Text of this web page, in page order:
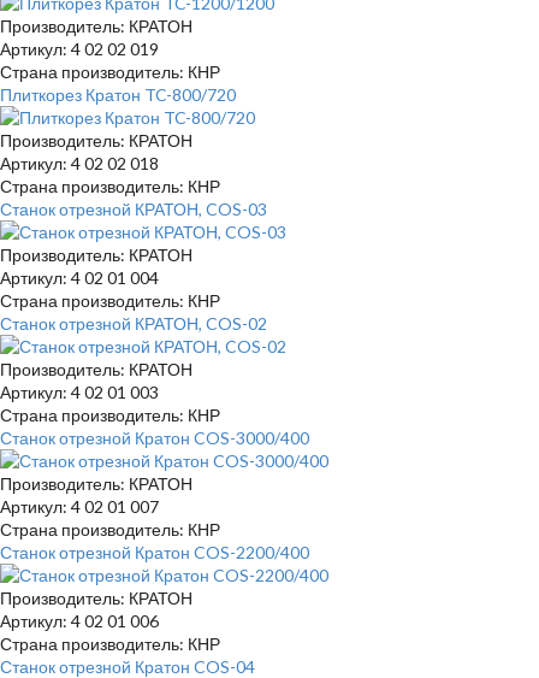
Производитель: КРАТОН
Артикул: 4 02 02 019
Страна производитель: КНР
Плиткорез Кратон TC-800/720
Производитель: КРАТОН
Артикул: 4 02 02 018
Страна производитель: КНР
Станок отрезной КРАТОН, COS-03
Производитель: КРАТОН
Артикул: 4 02 01 004
Страна производитель: КНР
Станок отрезной КРАТОН, COS-02
Производитель: КРАТОН
Артикул: 4 02 01 003
Страна производитель: КНР
Станок отрезной Кратон COS-3000/400
Производитель: КРАТОН
Артикул: 4 02 01 007
Страна производитель: КНР
Станок отрезной Кратон COS-2200/400
Производитель: КРАТОН
Артикул: 4 02 01 006
Страна производитель: КНР
Станок отрезной Кратон COS-04